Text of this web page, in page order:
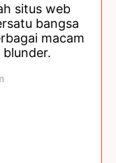
situs web
bangsa
macam